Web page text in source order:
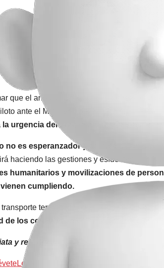
que el anuncio del Gobierno de reactivar
ante el Ministerio del Interior,
en
urgencia del gremio de operar sin
no es esperanzador y se trata de un
haciendo las gestiones y esfuerzos
humanitarios y movilizaciones de
cumpliendo.
terrestre legalmente constituido
de los colombianos
al no cumplir con
y real del transporte.